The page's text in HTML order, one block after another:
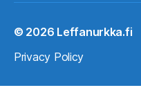
© 2026 Leffanurkka.fi
Privacy Policy